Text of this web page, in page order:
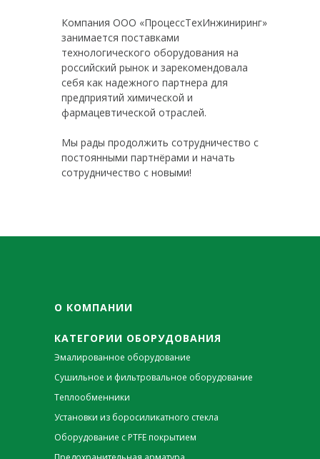
Компания ООО «ПроцессТехИнжиниринг»
занимается поставками
технологического оборудования на
российский рынок и зарекомендовала
себя как надежного партнера для
предприятий химической и
фармацевтической отраслей.
Мы рады продолжить сотрудничество с
постоянными партнёрами и начать
сотрудничество с новыми!
О КОМПАНИИ
КАТЕГОРИИ ОБОРУДОВАНИЯ
Эмалированное оборудование
Сушильное и фильтровальное оборудование
Теплообменники
Установки из боросиликатного стекла
Оборудование с PTFE покрытием